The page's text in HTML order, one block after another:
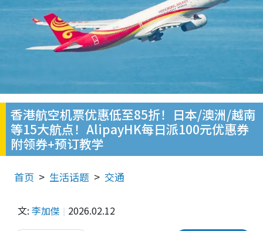
香港航空机票优惠低至85折！日本/澳洲/越南
等15大航点！AlipayHK每日派100元优惠券
附领券+预订教学
首页 生活话题 交通
文: 李加傑 2026.02.12